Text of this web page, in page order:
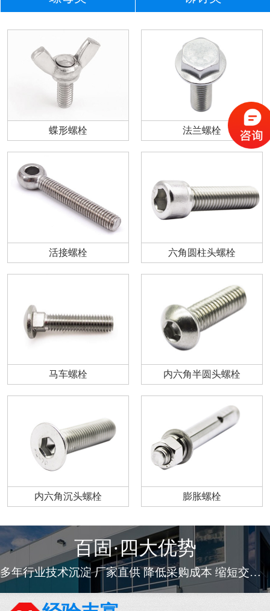
蝶形螺栓 法兰螺栓
活接螺栓 六角圆柱头螺栓
马车螺栓 内六角半圆头螺栓
内六角沉头螺栓 膨胀螺栓
百固·四大优势
多年行业技术沉淀 厂家直供 降低采购成本 缩短交货周期